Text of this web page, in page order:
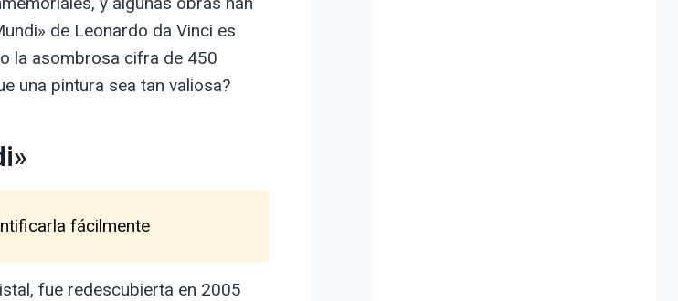
de Leonardo da Vinci es
la asombrosa cifra de 450
una pintura sea tan valiosa?
fácilmente
fue redescubierta en 2005